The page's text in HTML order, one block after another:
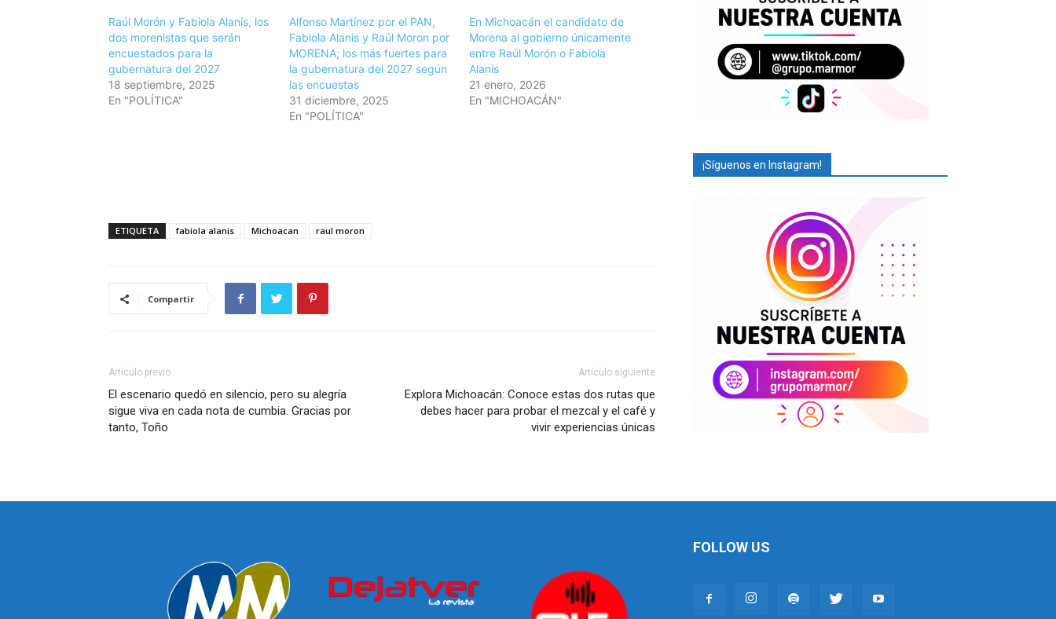
Raúl Morón y Fabiola Alanís, los
dos morenistas que serán
encuestados para la
gubernatura del 2027
18 septiembre, 2025
En "POLÍTICA"
Alfonso Martínez por el PAN,
Fabiola Alanis y Raúl Moron por
MORENA; los más fuertes para
la gubernatura del 2027 según
las encuestas
31 diciembre, 2025
En "POLÍTICA"
En Michoacán el candidato de
Morena al gobierno únicamente
entre Raúl Morón o Fabiola
Alanís
21 enero, 2026
En "MICHOACÁN"
ETIQUETA fabiola alanis Michoacan raul moron
Compartir
Artículo previo
El escenario quedó en silencio, pero su alegría
sigue viva en cada nota de cumbia. Gracias por
tanto, Toño
Artículo siguiente
Explora Michoacán: Conoce estas dos rutas que
debes hacer para probar el mezcal y el café y
vivir experiencias únicas
¡Síguenos en Instagram!
FOLLOW US